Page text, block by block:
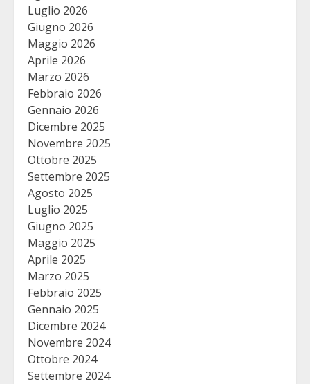
Luglio 2026
Giugno 2026
Maggio 2026
Aprile 2026
Marzo 2026
Febbraio 2026
Gennaio 2026
Dicembre 2025
Novembre 2025
Ottobre 2025
Settembre 2025
Agosto 2025
Luglio 2025
Giugno 2025
Maggio 2025
Aprile 2025
Marzo 2025
Febbraio 2025
Gennaio 2025
Dicembre 2024
Novembre 2024
Ottobre 2024
Settembre 2024